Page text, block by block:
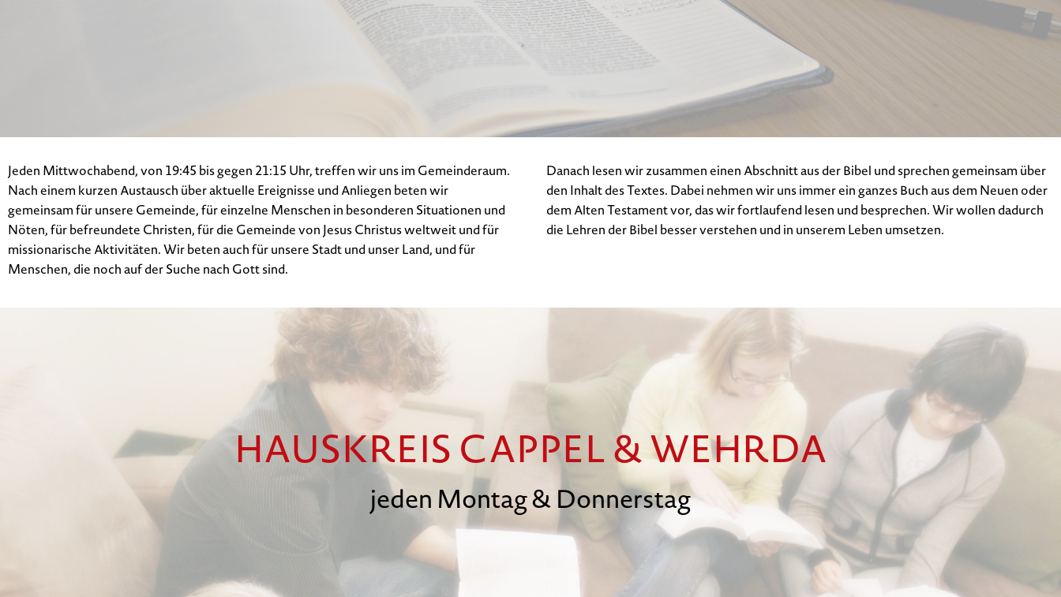
Jeden Mittwochabend, von 19:45 bis gegen 21:15 Uhr, treffen wir uns im Gemeinderaum.
Nach einem kurzen Austausch über aktuelle Ereignisse und Anliegen beten wir
gemeinsam für unsere Gemeinde, für einzelne Menschen in besonderen Situationen und
Nöten, für befreundete Christen, für die Gemeinde von Jesus Christus weltweit und für
missionarische Aktivitäten. Wir beten auch für unsere Stadt und unser Land, und für
Menschen, die noch auf der Suche nach Gott sind.
Danach lesen wir zusammen einen Abschnitt aus der Bibel und sprechen gemeinsam über
den Inhalt des Textes. Dabei nehmen wir uns immer ein ganzes Buch aus dem Neuen oder
dem Alten Testament vor, das wir fortlaufend lesen und besprechen. Wir wollen dadurch
die Lehren der Bibel besser verstehen und in unserem Leben umsetzen.
HAUSKREIS CAPPEL & WEHRDA
jeden Montag & Donnerstag